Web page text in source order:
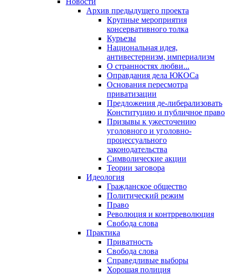
Архив предыдущего проекта
Крупные мероприятия
консервативного толка
Курьезы
Национальная идея,
антивестернизм, империализм
О странностях любви...
Оправдания дела ЮКОСа
Основания пересмотра
приватизации
Предложения де-либерализовать
Конституцию и публичное право
Призывы к ужесточению
уголовного и уголовно-
процессуального
законодательства
Символические акции
Теории заговора
Идеология
Гражданское общество
Политический режим
Право
Революция и контрреволюция
Свобода слова
Практика
Приватность
Свобода слова
Справедливые выборы
Хорошая полиция